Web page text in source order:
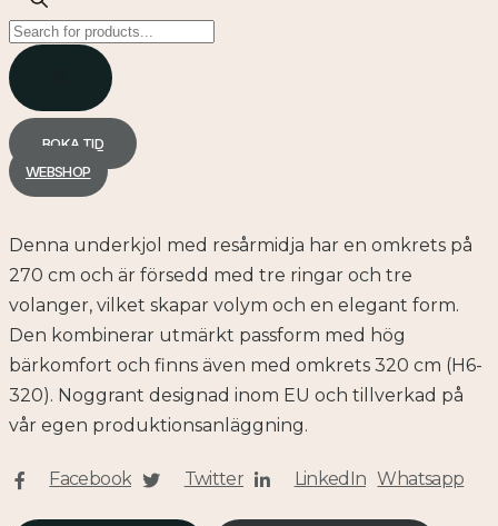
Products
search
BOKA TID
WEBSHOP
Denna underkjol med resårmidja har en omkrets på
270 cm och är försedd med tre ringar och tre
volanger, vilket skapar volym och en elegant form.
Den kombinerar utmärkt passform med hög
bärkomfort och finns även med omkrets 320 cm (H6-
320). Noggrant designad inom EU och tillverkad på
vår egen produktionsanläggning.
Facebook Twitter LinkedIn Whatsapp